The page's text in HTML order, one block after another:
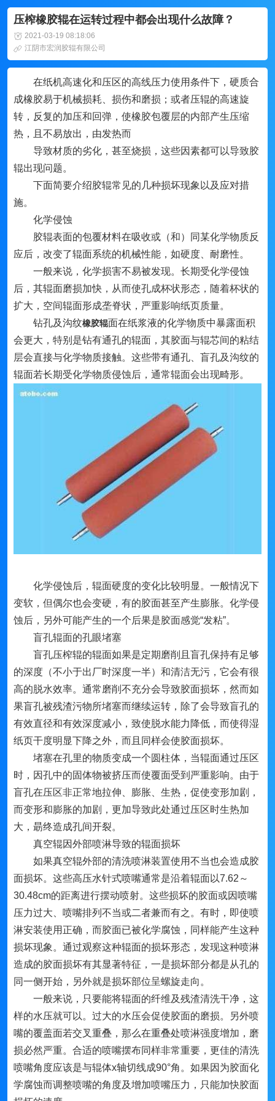
压榨橡胶辊在运转过程中都会出现什么故障？
2021-03-19 08:18:06
江阴市宏润胶辊有限公司
在纸机高速化和压区的高线压力使用条件下，硬质合
成橡胶易于机械损耗、损伤和磨损；或者压辊的高速旋
转，反复的加压和回弹，使橡胶包覆层的内部产生压缩
热，且不易放出，由发热而
导致材质的劣化，甚至烧损，这些因素都可以导致胶
辊出现问题。
下面简要介绍胶辊常见的几种损坏现象以及应对措
施。
化学侵蚀
胶辊表面的包覆材料在吸收或（和）同某化学物质反
应后，改变了辊面系统的机械性能，如硬度、耐磨性。
一般来说，化学损害不易被发现。长期受化学侵蚀
后，其辊面磨损加快，从而使孔成杯状形态，随着杯状的
扩大，空间辊面形成垄脊状，严重影响纸页质量。
钻孔及沟纹橡胶辊面在纸浆液的化学物质中暴露面积
会更大，特别是钻有通孔的辊面，其胶面与辊芯间的粘结
层会直接与化学物质接触。这些带有通孔、盲孔及沟纹的
辊面若长期受化学物质侵蚀后，通常辊面会出现畸形。
化学侵蚀后，辊面硬度的变化比较明显。一般情况下
变软，但偶尔也会变硬，有的胶面甚至产生膨胀。化学侵
蚀后，另外可能产生的一个后果是胶面感觉“发粘”。
盲孔辊面的孔眼堵塞
盲孔压榨辊的辊面如果是定期磨削且盲孔保持有足够
的深度（不小于出厂时深度一半）和清洁无污，它会有很
高的脱水效率。通常磨削不充分会导致胶面损坏，然而如
果盲孔被残渣污物所堵塞而继续运转，除了会导致盲孔的
有效直径和有效深度减小，致使脱水能力降低，而使得湿
纸页干度明显下降之外，而且同样会使胶面损坏。
堵塞在孔里的物质变成一个圆柱体，当辊面通过压区
时，因孔中的固体物被挤压而使覆面受到严重影响。由于
盲孔在压区非正常地拉伸、膨胀、生热，促使变形加剧，
而变形和膨胀的加剧，更加导致此处通过压区时生热加
大，朂终造成孔间开裂。
真空辊因外部喷淋导致的辊面损坏
如果真空辊外部的清洗喷淋装置使用不当也会造成胶
面损坏。这些高压水针式喷嘴通常是沿着辊面以7.62～
30.48cm的距离进行摆动喷射。这些损坏的胶面或因喷嘴
压力过大、喷嘴排列不当或二者兼而有之。有时，即使喷
淋安装使用正确，而胶面已被化学腐蚀，同样能产生这种
损坏现象。通过观察这种辊面的损坏形态，发现这种喷淋
造成的胶面损坏有其显著特征，一是损坏部分都是从孔的
同一侧开始，另外就是损坏部位呈螺旋走向。
一般来说，只要能将辊面的纤维及残渣清洗干净，这
样的水压就可以。过大的水压会促使胶面的磨损。另外喷
嘴的覆盖面若交叉重叠，那么在重叠处喷淋强度增加，磨
损必然严重。合适的喷嘴摆布同样非常重要，更佳的清洗
喷嘴角度应该是与辊体x轴切线成90°角。如果因为胶面化
学腐蚀而调整喷嘴的角度及增加喷嘴压力，只能加快胶面